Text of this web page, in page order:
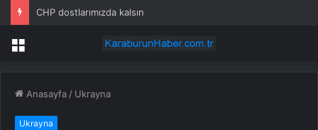
CHP dostlarımızda kalsın
Menü
Anasayfa / Ukrayna
Ukrayna